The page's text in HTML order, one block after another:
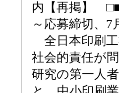
内【再掲】
～応募締切、7
全日本印刷
社会的責任が
研究の第一人